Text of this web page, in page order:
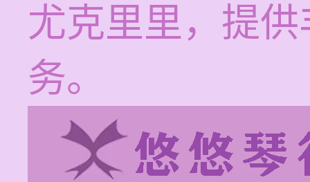
尤克里里，提
务。